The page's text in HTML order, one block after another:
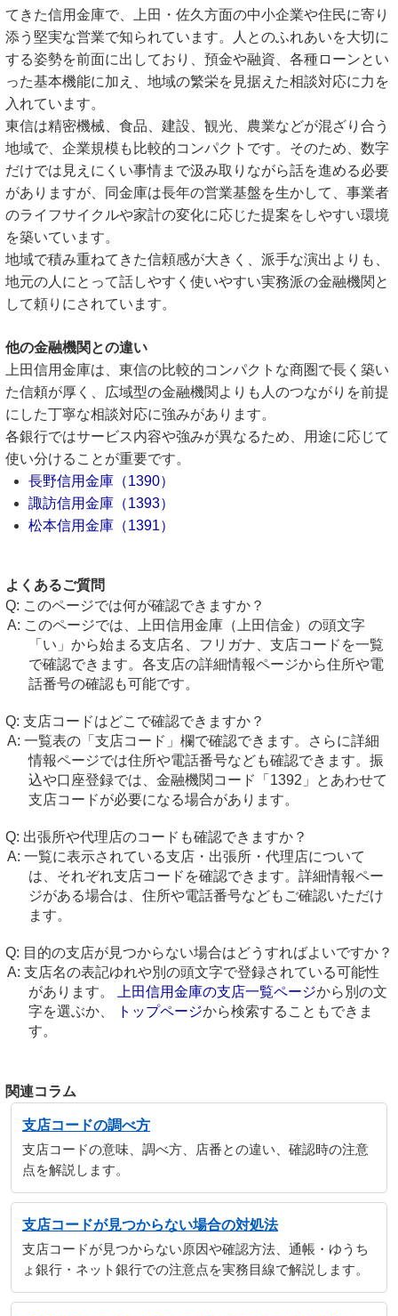
てきた信用金庫で、上田・佐久方面の中小企業や住民に寄り
添う堅実な営業で知られています。人とのふれあいを大切に
する姿勢を前面に出しており、預金や融資、各種ローンとい
った基本機能に加え、地域の繁栄を見据えた相談対応に力を
入れています。
東信は精密機械、食品、建設、観光、農業などが混ざり合う
地域で、企業規模も比較的コンパクトです。そのため、数字
だけでは見えにくい事情まで汲み取りながら話を進める必要
がありますが、同金庫は長年の営業基盤を生かして、事業者
のライフサイクルや家計の変化に応じた提案をしやすい環境
を築いています。
地域で積み重ねてきた信頼感が大きく、派手な演出よりも、
地元の人にとって話しやすく使いやすい実務派の金融機関と
して頼りにされています。
他の金融機関との違い
上田信用金庫は、東信の比較的コンパクトな商圏で長く築い
た信頼が厚く、広域型の金融機関よりも人のつながりを前提
にした丁寧な相談対応に強みがあります。
各銀行ではサービス内容や強みが異なるため、用途に応じて
使い分けることが重要です。
長野信用金庫（1390）
諏訪信用金庫（1393）
松本信用金庫（1391）
よくあるご質問
このページでは何が確認できますか？
このページでは、上田信用金庫（上田信金）の頭文字
「い」から始まる支店名、フリガナ、支店コードを一覧
で確認できます。各支店の詳細情報ページから住所や電
話番号の確認も可能です。
支店コードはどこで確認できますか？
一覧表の「支店コード」欄で確認できます。さらに詳細
情報ページでは住所や電話番号なども確認できます。振
込や口座登録では、金融機関コード「1392」とあわせて
支店コードが必要になる場合があります。
出張所や代理店のコードも確認できますか？
一覧に表示されている支店・出張所・代理店について
は、それぞれ支店コードを確認できます。詳細情報ペー
ジがある場合は、住所や電話番号などもご確認いただけ
ます。
目的の支店が見つからない場合はどうすればよいですか？
支店名の表記ゆれや別の頭文字で登録されている可能性
があります。
上田信用金庫の支店一覧ページから別の文
字を選ぶか、
トップページから検索することもできま
す。
関連コラム
支店コードの調べ方
支店コードの意味、調べ方、店番との違い、確認時の注意
点を解説します。
支店コードが見つからない場合の対処法
支店コードが見つからない原因や確認方法、通帳・ゆうち
ょ銀行・ネット銀行での注意点を実務目線で解説します。